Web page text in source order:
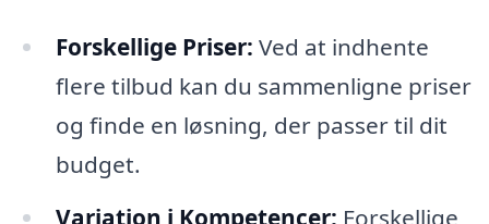
Forskellige Priser: Ved at indhente
flere tilbud kan du sammenligne priser
og finde en løsning, der passer til dit
budget.